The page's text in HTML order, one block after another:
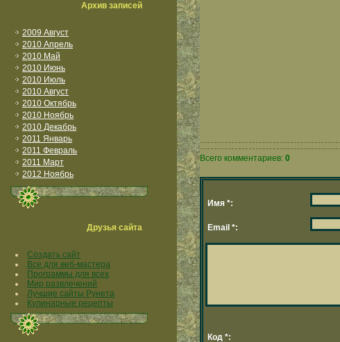
Архив записей
2009 Август
2010 Апрель
2010 Май
2010 Июнь
2010 Июль
2010 Август
2010 Октябрь
2010 Ноябрь
2010 Декабрь
2011 Январь
2011 Февраль
2011 Март
2012 Ноябрь
Друзья сайта
Создать сайт
Все для веб-мастера
Программы для всех
Мир развлечений
Лучшие сайты Рунета
Кулинарные рецепты
Всего комментариев: 0
Имя *:
Email *:
Код *: